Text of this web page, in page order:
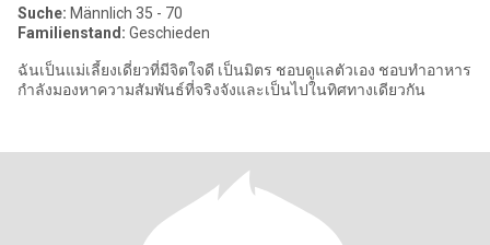
Suche: Männlich 35 - 70
Familienstand: Geschieden
ฉันเป็นแม่เลี้ยงเดี่ยวที่มีจิตใจดี เป็นมิตร ชอบดูแลตัวเอง ชอบทำอาหาร
กำลังมองหาความสัมพันธ์ที่จริงจังและเป็นไปในทิศทางเดียวกัน